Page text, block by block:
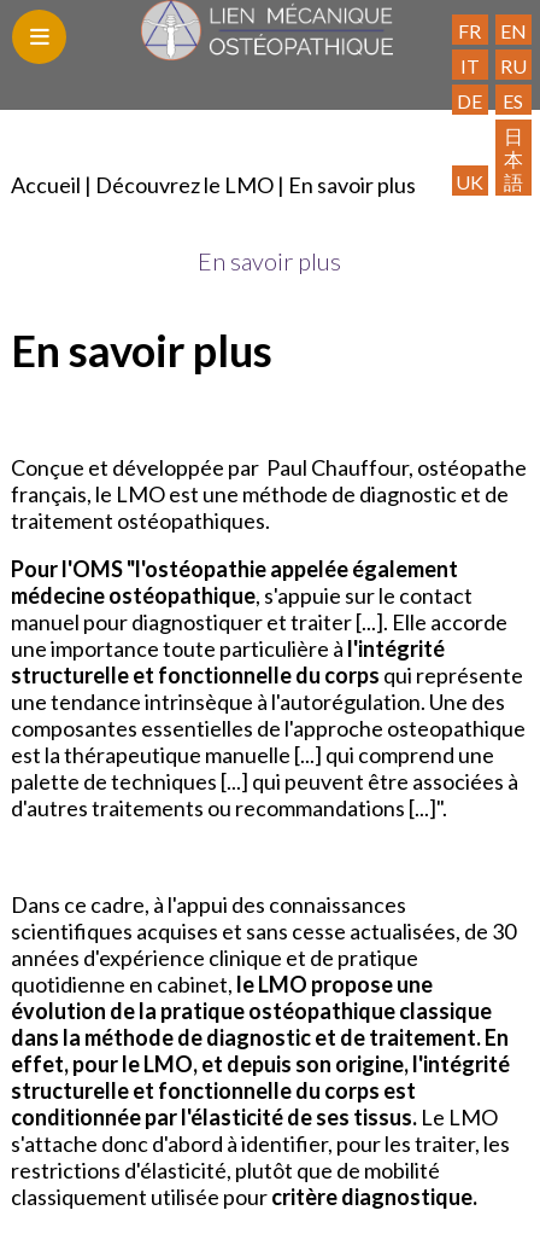
FR
EN
IT
RU
DE
ES
UK
日
本
語
Accueil | Découvrez le LMO| En savoir plus
En savoir plus
En savoir plus
Conçue et développée par Paul Chauffour, ostéopathe
français, le LMO est une méthode de diagnostic et de
traitement ostéopathiques.
Pour l'OMS "l'ostéopathie appelée également
médecine ostéopathique, s'appuie sur le contact
manuel pour diagnostiquer et traiter [...]. Elle accorde
une importance toute particulière à l'intégrité
structurelle et fonctionnelle du corps qui représente
une tendance intrinsèque à l'autorégulation. Une des
composantes essentielles de l'approche osteopathique
est la thérapeutique manuelle [...] qui comprend une
palette de techniques [...] qui peuvent être associées à
d'autres traitements ou recommandations [...]".
Dans ce cadre, à l'appui des connaissances
scientifiques acquises et sans cesse actualisées, de 30
années d'expérience clinique et de pratique
quotidienne en cabinet, le LMO propose une
évolution de la pratique ostéopathique classique
dans la méthode de diagnostic et de traitement. En
effet, pour le LMO, et depuis son origine, l'intégrité
structurelle et fonctionnelle du corps est
conditionnée par l'élasticité de ses tissus.Le LMO
s'attache donc d'abord à identifier, pour les traiter, les
restrictions d'élasticité, plutôt que de mobilité
classiquement utilisée pourcritère diagnostique.
LMO
praticien